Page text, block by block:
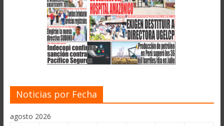
Noticias por Fecha
agosto 2026